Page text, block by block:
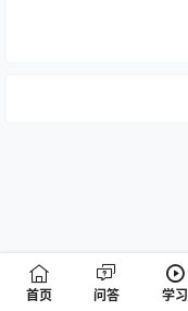
首页 问答 学习